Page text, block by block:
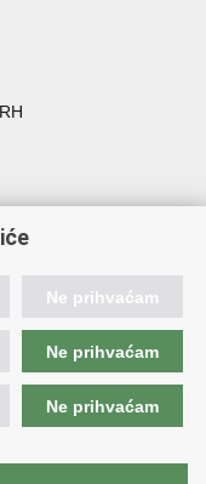
Ne prihvaćam
Ne prihvaćam
Ne prihvaćam